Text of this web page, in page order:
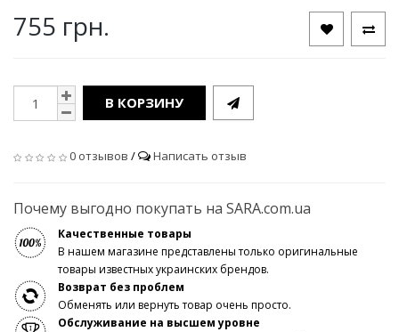
755 грн.
В КОРЗИНУ
0 отзывов / Написать отзыв
Почему выгодно покупать на SARA.com.ua
Качественные товары
В нашем магазине представлены только оригинальные
товары известных украинских брендов.
Возврат без проблем
Обменять или вернуть товар очень просто.
Обслуживание на высшем уровне